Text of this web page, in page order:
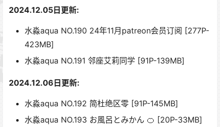
2024.12.05日更新:
水淼aqua NO.190 24年11月patreon会员订阅 [277P-
423MB]
水淼aqua NO.191 邻座艾莉同学 [91P-139MB]
2024.12.06日更新:
水淼aqua NO.192 简杜绝区零 [91P-145MB]
水淼aqua NO.193 お風呂とみかん 🍊 [20P-33MB]